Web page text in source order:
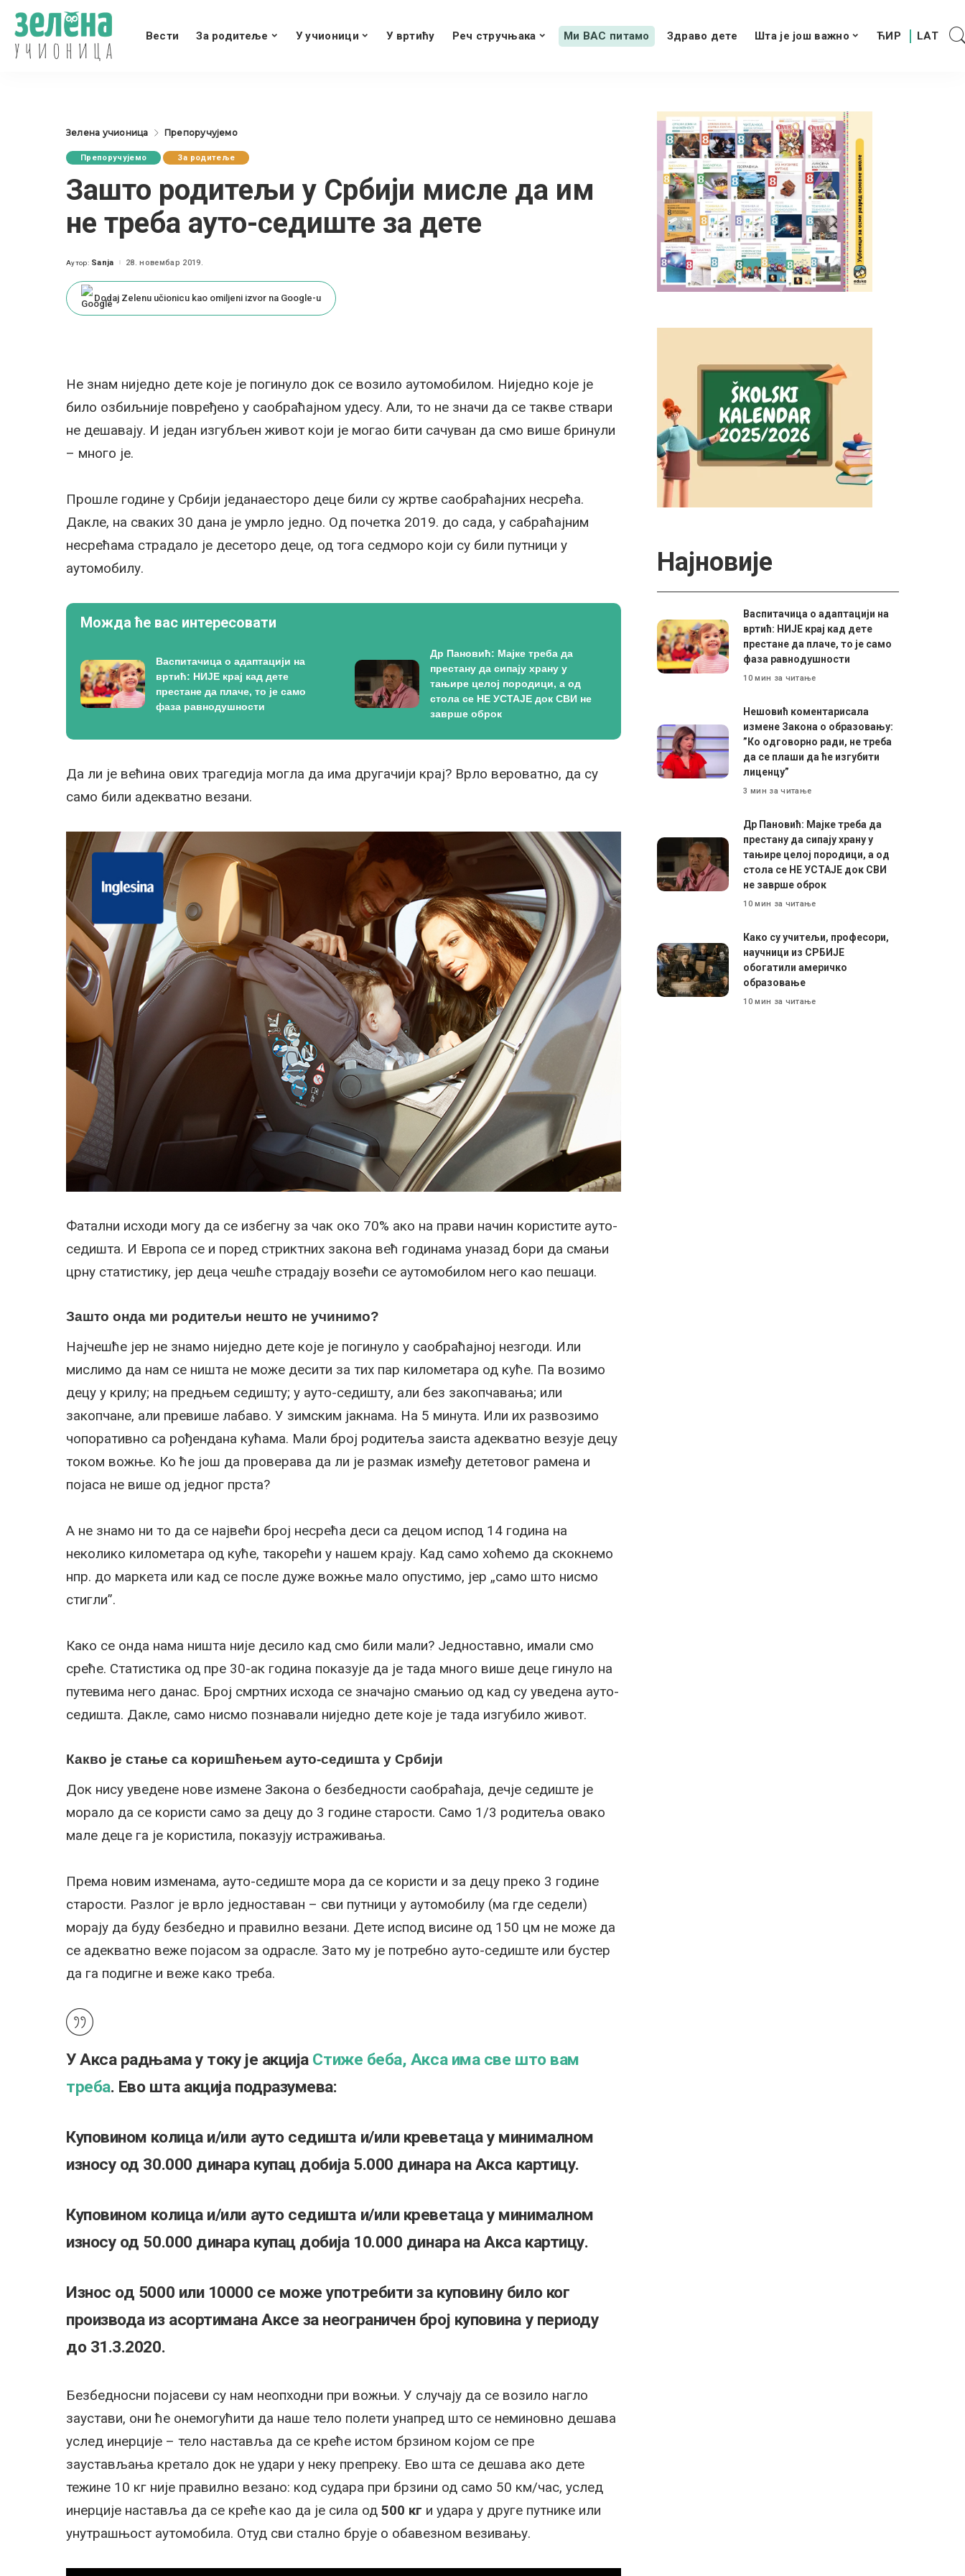
Вести За родитеље У учионици У вртићу Реч стручњака Ми ВАС питамо Здраво дете Шта је још важно
Зелена учионица Препоручујемо
Препоручујемо За родитеље
Зашто родитељи у Србији мисле да им
не треба ауто-седиште за дете
Posted
Аутор: Sanja 28. новембар 2019.
Dodaj Zelenu učionicu kao omiljeni izvor na Google-u
Не знам ниједно дете које је погинуло док се возило аутомобилом. Ниједно које је
било озбиљније повређено у саобраћајном удесу. Али, то не значи да се такве ствари
не дешавају. И један изгубљен живот који је могао бити сачуван да смо више бринули
– много је.
Прошле године у Србији једанаесторо деце били су жртве саобраћајних несрећа.
Дакле, на сваких 30 дана је умрло једно. Oд почетка 2019. до сада, у сабраћајним
несрећама страдало је десеторо деце, од тога седморо који су били путници у
аутомобилу.
Можда ће вас интересовати
Васпитачица о адаптацији на
вртић: НИЈЕ крај кад дете
престане да плаче, то је само
фаза равнодушности
Др Пановић: Мајке треба да
престану да сипају храну у
тањире целој породици, а од
стола се НЕ УСТАЈЕ док СВИ не
заврше оброк
Да ли је већина ових трагедија могла да има другачији крај? Врло вероватно, да су
само били адекватно везани.
Фатални исходи могу да се избегну за чак око 70% ако на прави начин користите ауто-
седишта. И Европа се и поред стриктних закона већ годинама уназад бори да смањи
црну статистику, јер деца чешће страдају возећи се аутомобилом него као пешаци.
Зашто онда ми родитељи нешто не учинимо?
Најчешће јер не знамо ниједно дете које је погинуло у саобраћајној незгоди. Или
мислимо да нам се ништа не може десити за тих пар километара од куће. Па возимо
децу у крилу; на предњем седишту; у ауто-седишту, али без закопчавања; или
закопчане, али превише лабаво. У зимским јакнама. На 5 минута. Или их развозимо
чопоративно са рођендана кућама. Мали број родитеља заиста адекватно везује децу
током вожње. Ко ће још да проверава да ли је размак између дететовог рамена и
појаса не више од једног прста?
А не знамо ни то да се највећи број несрећа деси са децом испод 14 година на
неколико километара од куће, такорећи у нашем крају. Кад само хоћемо да скокнемо
нпр. до маркета или кад се после дуже вожње мало опустимо, јер „само што нисмо
стигли”.
Како се онда нама ништа није десило кад смо били мали? Једноставно, имали смо
среће. Статистика од пре 30-ак година показује да је тада много више деце гинуло на
путевима него данас. Број смртних исхода се значајно смањио од кад су уведена ауто-
седишта. Дакле, само нисмо познавали ниједно дете које је тада изгубило живот.
Какво је стање са коришћењем ауто-седишта у Србији
Док нису уведене нове измене Закона о безбедности саобраћаја, дечје седиште је
морало да се користи само за децу до 3 године старости. Само 1/3 родитеља овако
мале деце га је користила, показују истраживања.
Према новим изменама, ауто-седиште мора да се користи и за децу преко 3 године
старости. Разлог је врло једноставан – сви путници у аутомобилу (ма где седели)
морају да буду безбедно и правилно везани. Дете испод висине од 150 цм не може да
се адекватно веже појасом за одрасле. Зато му је потребно ауто-седиште или бустер
да га подигне и веже како треба.
У Акса радњама у току је акција Стиже беба, Акса има све што вам
треба. Ево шта акција подразумева:
Куповином колица и/или ауто седишта и/или креветаца у минималном
износу од 30.000 динара купац добија 5.000 динара на Акса картицу.
Куповином колица и/или ауто седишта и/или креветаца у минималном
износу од 50.000 динара купац добија 10.000 динара на Акса картицу.
Износ од 5000 или 10000 се може употребити за куповину било ког
производа из асортимана Аксе за неограничен број куповина у периоду
до 31.3.2020.
Безбедносни појасеви су нам неопходни при вожњи. У случају да се возило нагло
заустави, они ће онемогућити да наше тело полети унапред што се неминовно дешава
услед инерције – тело наставља да се креће истом брзином којом се пре
заустављања кретало док не удари у неку препреку. Ево шта се дешава ако дете
тежине 10 кг није правилно везано: код судара при брзини од само 50 км/час, услед
инерције наставља да се креће као да је сила од 500 кг и удара у друге путнике или
унутрашњост аутомобила. Отуд сви стално брује о обавезном везивању.
Најновије
Васпитачица о адаптацији на
вртић: НИЈЕ крај кад дете
престане да плаче, то је само
фаза равнодушности
10 мин за читање
Нешовић коментарисала
измене Закона о образовању:
”Ко одговорно ради, не треба
да се плаши да ће изгубити
лиценцу”
3 мин за читање
Др Пановић: Мајке треба да
престану да сипају храну у
тањире целој породици, а од
стола се НЕ УСТАЈЕ док СВИ
не заврше оброк
10 мин за читање
Како су учитељи, професори,
научници из СРБИЈЕ
обогатили америчко
образовање
10 мин за читање